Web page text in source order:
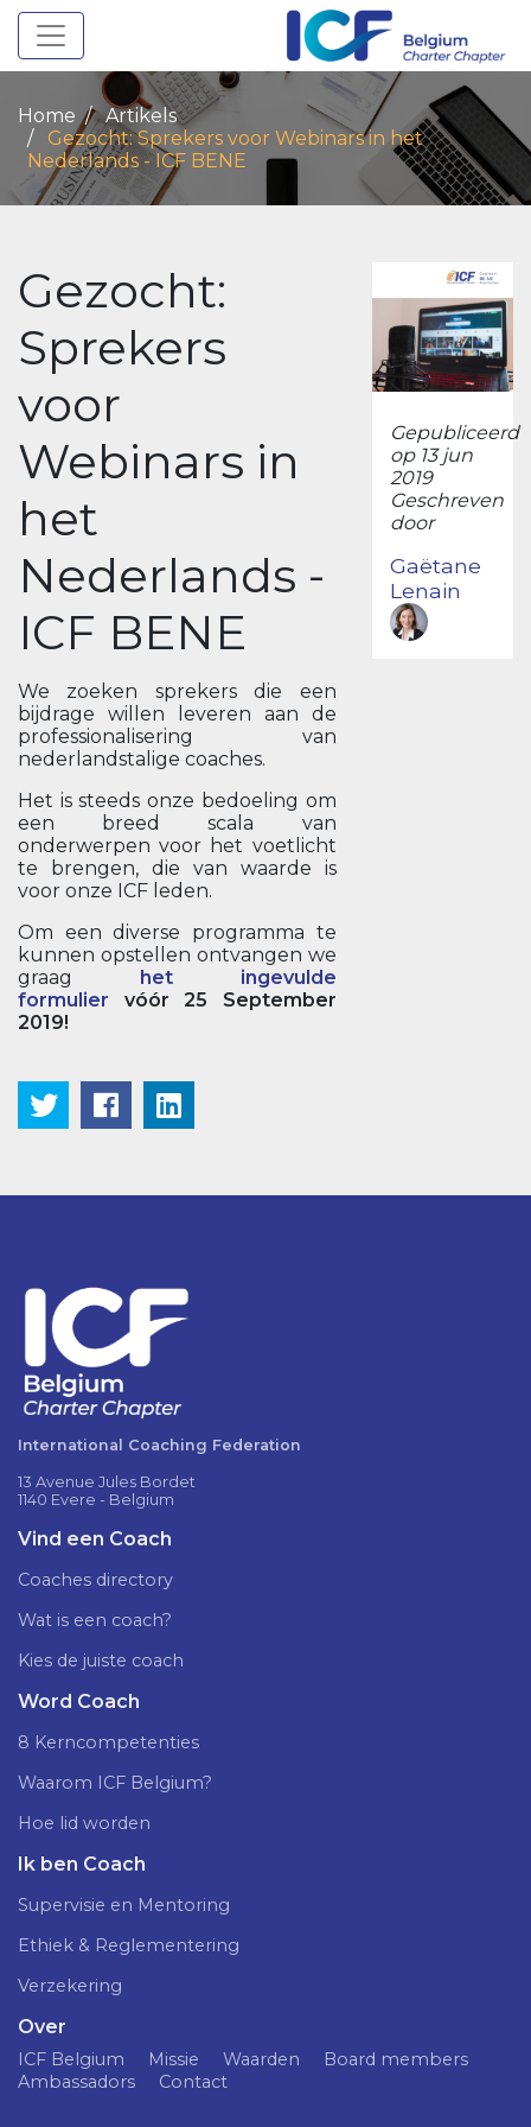
Toggle navigation
Home
Artikels
Gezocht: Sprekers voor Webinars in het
Nederlands - ICF BENE
Gezocht:
Sprekers
voor
Webinars in
het
Nederlands -
ICF BENE
We zoeken sprekers die een
bijdrage willen leveren aan de
professionalisering van
nederlandstalige coaches.
Het is steeds onze bedoeling om
een breed scala van
onderwerpen voor het voetlicht
te brengen, die van waarde is
voor onze ICF leden.
Om een diverse programma te
kunnen opstellen ontvangen we
graag het ingevulde
formulier
vóór 25 September
2019!
Gepubliceerd
op 13 jun
2019
Geschreven
door
Gaëtane
Lenain
International Coaching Federation
13 Avenue Jules Bordet
1140 Evere - Belgium
Vind een Coach
Coaches directory
Wat is een coach?
Kies de juiste coach
Word Coach
8 Kerncompetenties
Waarom ICF Belgium?
Hoe lid worden
Ik ben Coach
Supervisie en Mentoring
Ethiek & Reglementering
Verzekering
Over
ICF Belgium Missie Waarden
Board members
Ambassadors
Contact